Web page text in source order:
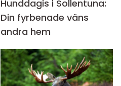
Hunddagis i Sollentuna:
Din fyrbenade väns
andra hem